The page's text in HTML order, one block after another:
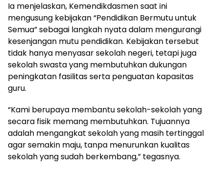
‎Ia menjelaskan, Kemendikdasmen saat ini
mengusung kebijakan “Pendidikan Bermutu untuk
Semua” sebagai langkah nyata dalam mengurangi
kesenjangan mutu pendidikan. Kebijakan tersebut
tidak hanya menyasar sekolah negeri, tetapi juga
sekolah swasta yang membutuhkan dukungan
peningkatan fasilitas serta penguatan kapasitas
guru.
‎“Kami berupaya membantu sekolah-sekolah yang
secara fisik memang membutuhkan. Tujuannya
adalah mengangkat sekolah yang masih tertinggal
agar semakin maju, tanpa menurunkan kualitas
sekolah yang sudah berkembang,” tegasnya.